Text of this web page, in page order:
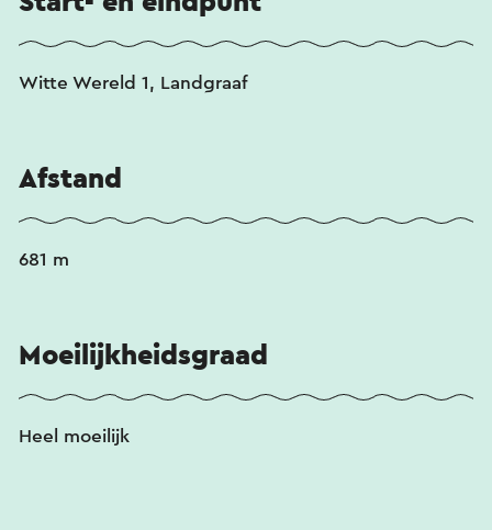
Witte Wereld 1, Landgraaf
Afstand
681 m
Moeilijkheidsgraad
Heel moeilijk